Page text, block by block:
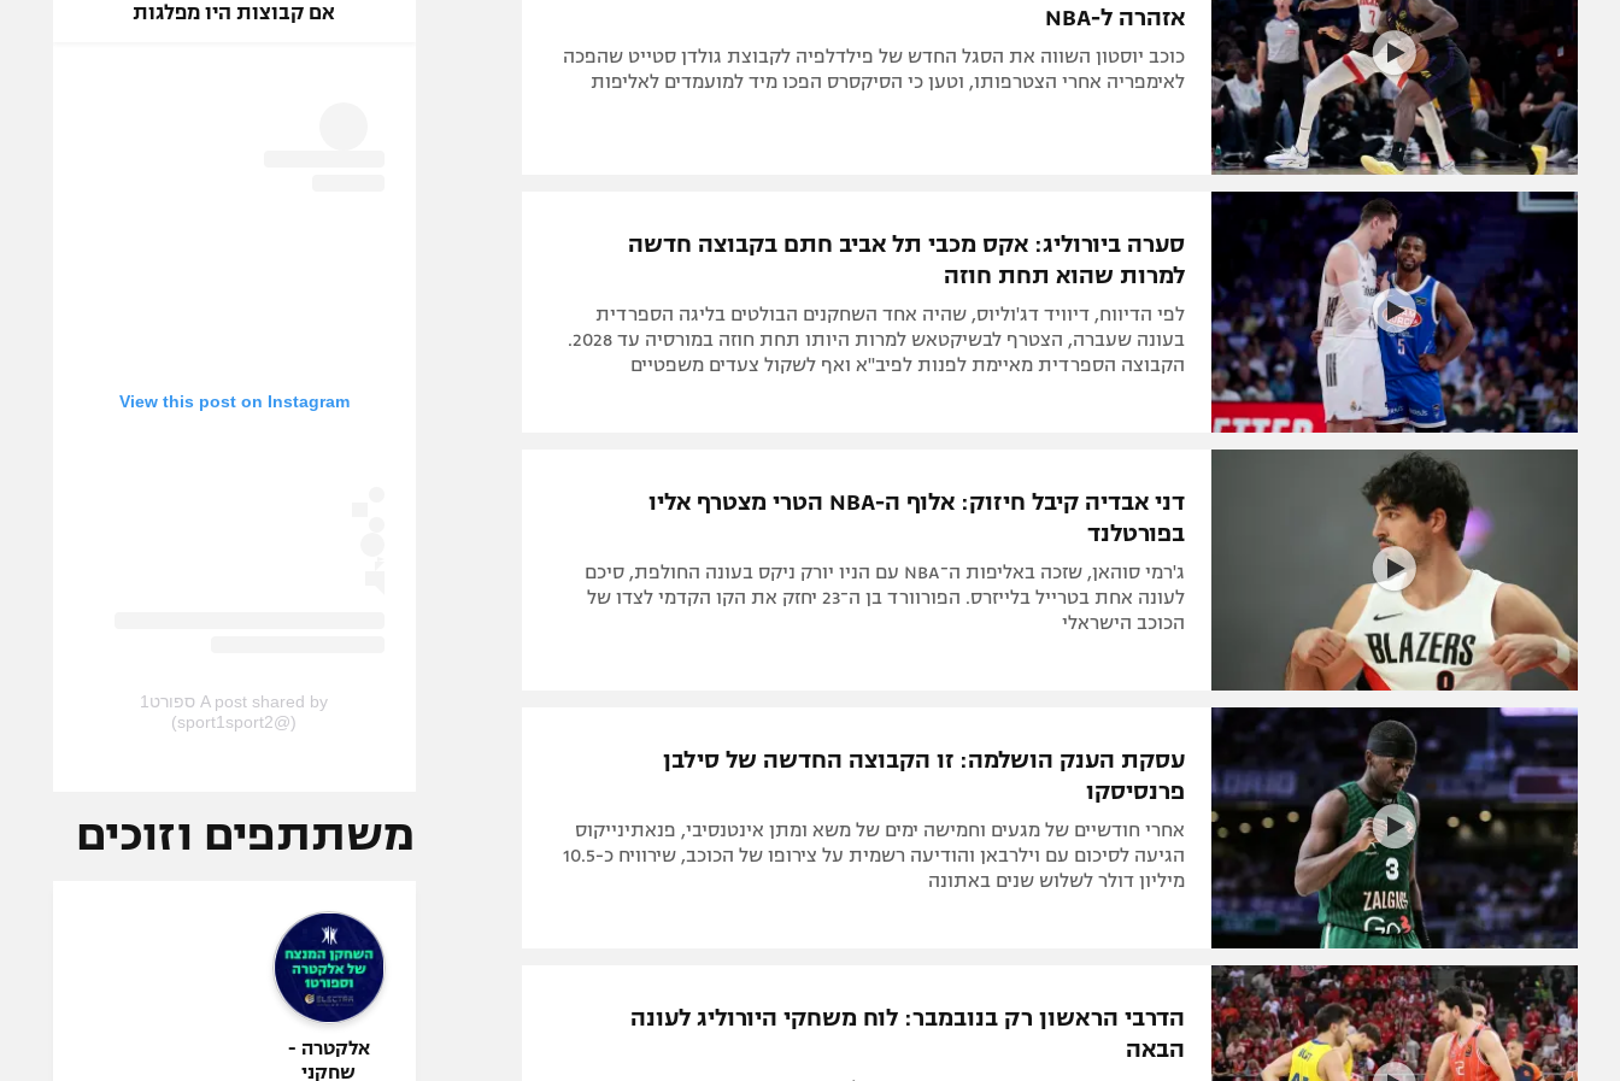
אזהרה ל-NBA
כוכב יוסטון השווה את הסגל החדש של פילדלפיה לקבוצת גולדן סטייט שהפכה
לאימפריה אחרי הצטרפותו, וטען כי הסיקסרס הפכו מיד למועמדים לאליפות
סערה ביורוליג: אקס מכבי תל אביב חתם בקבוצה חדשה
למרות שהוא תחת חוזה
לפי הדיווח, דיוויד דג'וליוס, שהיה אחד השחקנים הבולטים בליגה הספרדית
בעונה שעברה, הצטרף לבשיקטאש למרות היותו תחת חוזה במורסיה עד 2028.
הקבוצה הספרדית מאיימת לפנות לפיב"א ואף לשקול צעדים משפטיים
דני אבדיה קיבל חיזוק: אלוף ה-NBA הטרי מצטרף אליו
בפורטלנד
ג'רמי סוהאן, שזכה באליפות ה־NBA עם הניו יורק ניקס בעונה החולפת, סיכם
לעונה אחת בטרייל בלייזרס. הפורוורד בן ה־23 יחזק את הקו הקדמי לצדו של
הכוכב הישראלי
עסקת הענק הושלמה: זו הקבוצה החדשה של סילבן
פרנסיסקו
אחרי חודשיים של מגעים וחמישה ימים של משא ומתן אינטנסיבי, פנאתינייקוס
הגיעה לסיכום עם וילרבאן והודיעה רשמית על צירופו של הכוכב, שירוויח כ-10.5
מיליון דולר לשלוש שנים באתונה
הדרבי הראשון רק בנובמבר: לוח משחקי היורוליג לעונה
הבאה
אם קבוצות היו מפלגות
View this post on Instagram
A post shared by ספורט1
(@sport1sport2)
משתתפים וזוכים
אלקטרה -
שחקני